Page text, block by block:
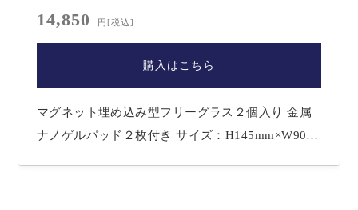
14,850 円[税込]
購入はこちら
マグネット埋め込み型フリーグラス２個入り 金属
ナノゲルパッド２枚付き サイズ：H145mm×W90m